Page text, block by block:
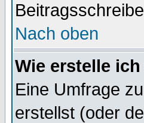
Nach oben
Wie erstelle
Eine Umfrage
erstellst (oder